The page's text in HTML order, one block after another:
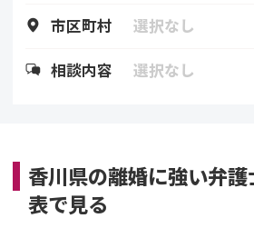
市区町村 選択なし
相談内容 選択なし
香川県の離婚に強い弁
表で見る